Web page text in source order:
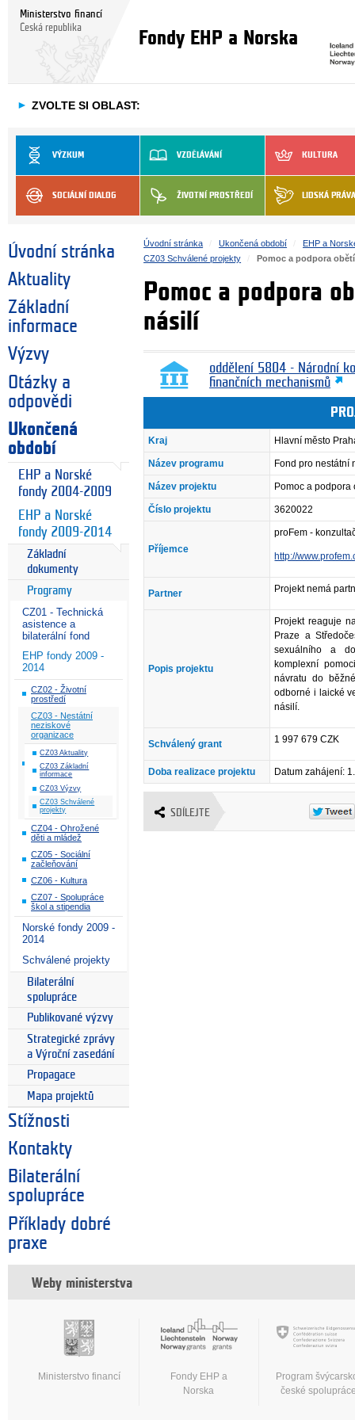
Ministerstvo financí
Česká republika
Fondy EHP a Norska
► ZVOLTE SI OBLAST:
VÝZKUM VZDĚLÁVÁNÍ KULTURA
SOCIÁLNÍ DIALOG ŽIVOTNÍ PROSTŘEDÍ LIDSKÁ PRÁVA
Úvodní stránka
Aktuality
Základní
informace
Výzvy
Otázky a
odpovědi
Ukončená
období
EHP a Norské
fondy 2004-2009
EHP a Norské
fondy 2009-2014
Základní
dokumenty
Programy
CZ01 - Technická
asistence a
bilaterální fond
EHP fondy 2009 -
2014
CZ02 - Životní
prostředí
CZ03 - Nestátní
neziskové
organizace
CZ03 Aktuality
CZ03 Základní
informace
CZ03 Výzvy
CZ03 Schválené
projekty
CZ04 - Ohrožené
děti a mládež
CZ05 - Sociální
začleňování
CZ06 - Kultura
CZ07 - Spolupráce
škol a stipendia
Norské fondy 2009 -
2014
Schválené projekty
Bilaterální
spolupráce
Publikované výzvy
Strategické zprávy
a Výroční zasedání
Propagace
Mapa projektů
Stížnosti
Kontakty
Bilaterální
spolupráce
Příklady dobré
praxe
Úvodní stránka Ukončená období
EHP a
CZ03 Schválené projekty
Pomoc a podpora
Pomoc a podpora
násilí
oddělení 5804 - Národní
finančních mechanismů
Kraj Hlavní město
Název programu Fond pro nestátní
Název projektu Pomoc a
Číslo projektu 3620022
Příjemce
proFem -
http://
Partner Projekt nemá
Popis projektu
Projekt reaguje
Praze a
sexuálního a
komplexní
návratu do
odborné i laické
násilí.
Schválený grant 1 997 679 CZK
Doba realizace projektu Datum zahájení:
SDÍLEJTE
Weby ministerstva
Ministerstvo financí
Fondy EHP a
Norska
Program
české